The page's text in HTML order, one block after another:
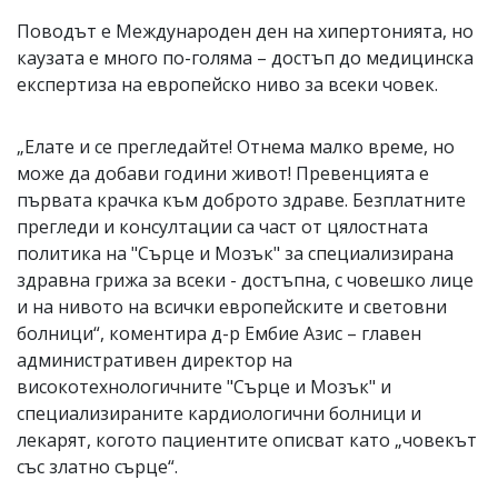
Поводът е Международен ден на хипертонията, но
каузата е много по-голяма – достъп до медицинска
експертиза на европейско ниво за всеки човек.
„Елате и се прегледайте! Отнема малко време, но
може да добави години живот! Превенцията е
първата крачка към доброто здраве. Безплатните
прегледи и консултации са част от цялостната
политика на "Сърце и Мозък" за специализирана
здравна грижа за всеки - достъпна, с човешко лице
и на нивото на всички европейските и световни
болници“, коментира д-р Ембие Азис – главен
административен директор на
високотехнологичните "Сърце и Мозък" и
специализираните кардиологични болници и
лекарят, когото пациентите описват като „човекът
със златно сърце“.